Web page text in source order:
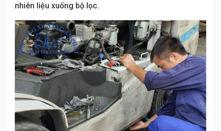
nhiên liệu xuống bộ lọc.